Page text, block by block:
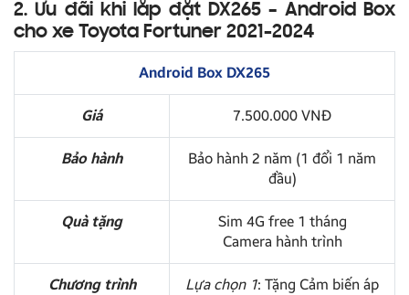
2. Ưu đãi khi lắp đặt DX265 – Android Box
cho xe Toyota Fortuner 2021-2024
Android Box DX265
Giá 7.500.000 VNĐ
Bảo hành
Bảo hành 2 năm (1 đổi 1 năm
đầu)
Quà tặng
Sim 4G free 1 tháng
Camera hành trình
Chương trình
Lựa chọn 1: Tặng Cảm biến áp